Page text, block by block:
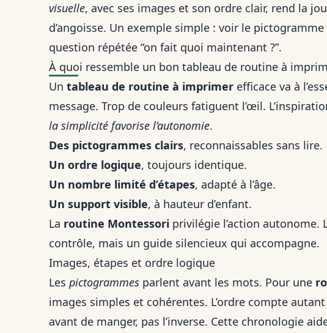
visuelle, avec ses images et son ordre clair, rend la
d’angoisse. Un exemple simple : voir le pictogramme
question répétée “on fait quoi maintenant ?”.
À quoi ressemble un bon tableau de routine à
Un tableau de routine à imprimer efficace va à
message. Trop de couleurs fatiguent l’œil.
la simplicité favorise l’autonomie.
Des pictogrammes clairs, reconnaissables sans lire.
Un ordre logique, toujours identique.
Un nombre limité d’étapes, adapté à l’âge.
Un support visible, à hauteur d’enfant.
La routine Montessori privilégie l’action autonome.
contrôle, mais un guide silencieux qui accompagne.
Images, étapes et ordre logique
Les pictogrammes parlent avant les mots. Pour une
images simples et cohérentes. L’ordre compte
avant de manger, pas l’inverse. Cette chronologie